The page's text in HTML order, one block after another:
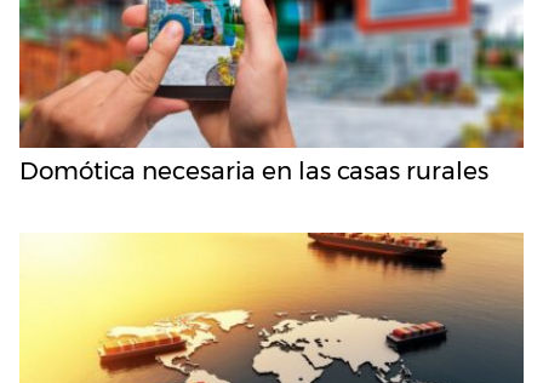
Domótica necesaria en las casas rurales